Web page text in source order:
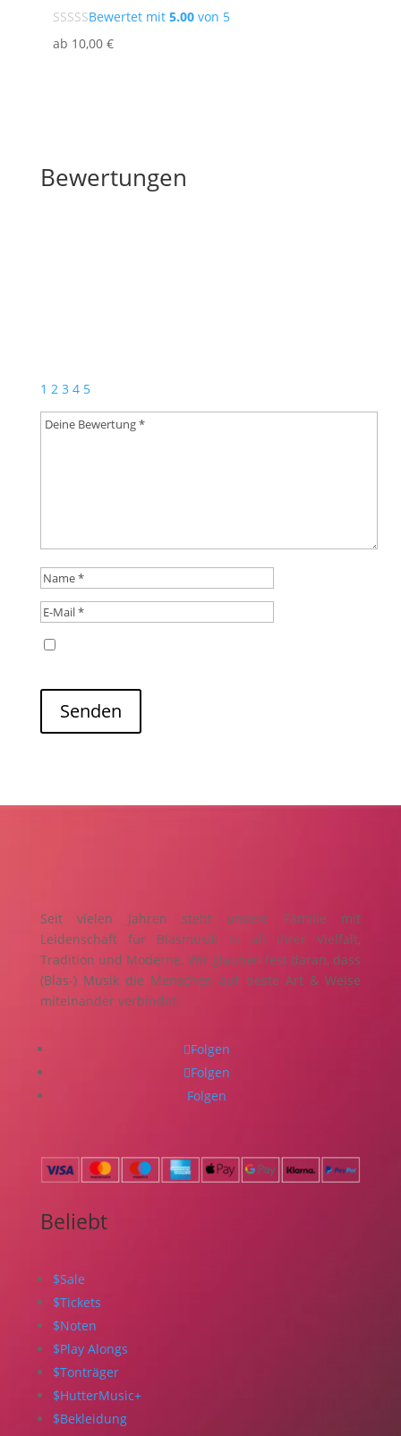
Bewertet mit 5.00von 5
ab 10,00 €
Bewertungen
1 2 3 4 5
Senden
Seit vielen Jahren steht unsere Familie mit
Leidenschaft für Blasmusik in all ihrer Vielfalt,
Tradition und Moderne. Wir glauben fest daran, dass
(Blas-) Musik die Menschen auf beste Art & Weise
miteinander verbindet.
Folgen
Folgen
Folgen
Beliebt
$Sale
$Tickets
$Noten
$Play Alongs
$Tonträger
$HutterMusic+
$Bekleidung